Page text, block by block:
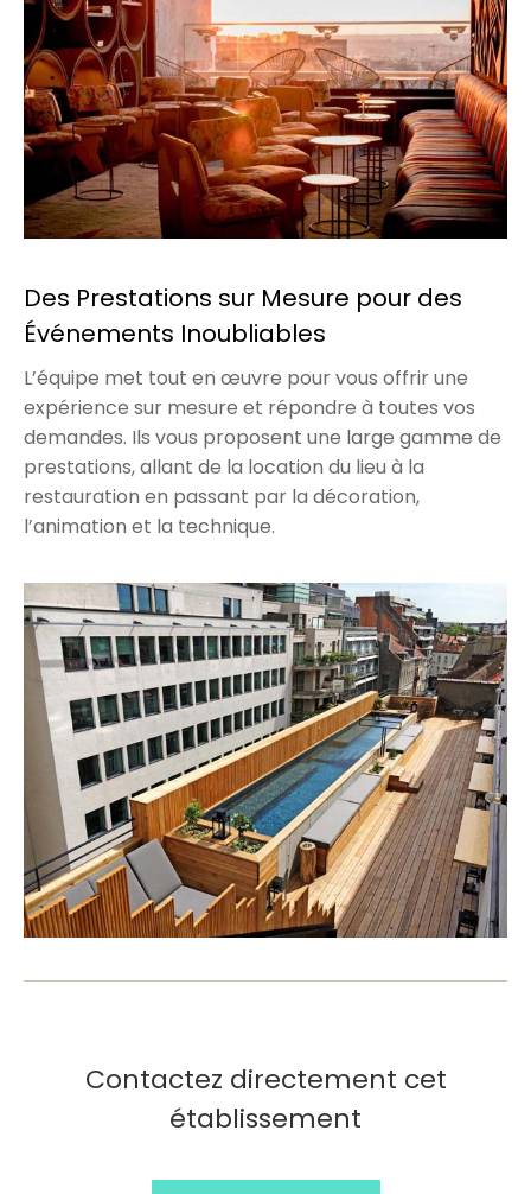
Des Prestations sur Mesure pour des
Événements Inoubliables
L’équipe met tout en œuvre pour vous offrir une
expérience sur mesure et répondre à toutes vos
demandes. Ils vous proposent une large gamme de
prestations, allant de la location du lieu à la
restauration en passant par la décoration,
l’animation et la technique.
Contactez directement cet
établissement